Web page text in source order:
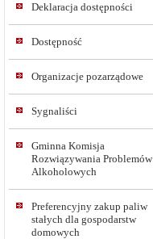
Deklaracja dostępności
Dostępność
Organizacje pozarządowe
Sygnaliści
Gminna Komisja
Rozwiązywania Problemów
Alkoholowych
Preferencyjny zakup paliw
stałych dla gospodarstw
domowych